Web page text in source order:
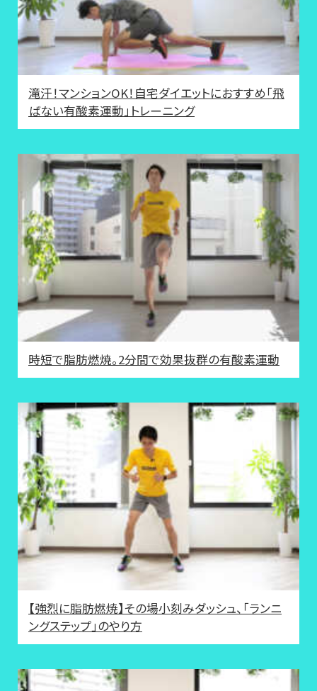
滝汗！マンションOK！自宅ダイエットにおすすめ「飛
ばない有酸素運動」トレーニング
時短で脂肪燃焼。2分間で効果抜群の有酸素運動
【強烈に脂肪燃焼】その場小刻みダッシュ、「ランニ
ングステップ」のやり方